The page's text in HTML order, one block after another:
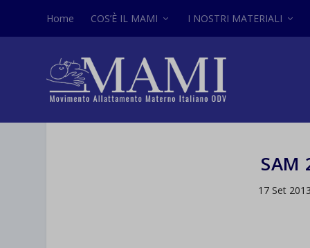
Home COS’È IL MAMI I NOSTRI MATERIALI
SAM
17 Set